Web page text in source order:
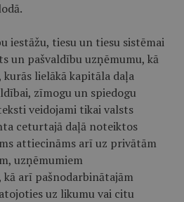
iestāžu, tiesu un tiesu sistēmai
un pašvaldību uzņēmumu, kā
lielākā kapitāla daļa
zīmogu un spiedogu
veidojami tikai valsts
ceturtajā daļā noteiktos
attiecināms arī uz privātām
uzņēmumiem
kā arī pašnodarbinātajām
uz likumu vai citu